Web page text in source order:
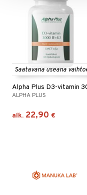
Saatavana useana
ALPHA PLUS
alk. 22,90 €